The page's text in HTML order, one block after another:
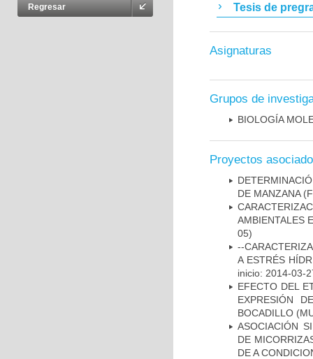
Regresar
Tesis de
Asignaturas
Grupos de
BIOLOGÍA
Proyectos
DE MANZANA
AMBIENTALES
05)
--
A ESTRÉS
inicio: 2014-03-
EFECTO DEL
EXPRESIÓN
BOCADILLO
ASOCIACIÓN
DE
DE A